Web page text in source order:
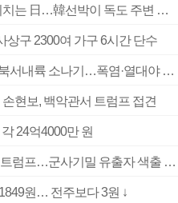
[속보] 여전히 ‘독도는 우리땅’ 외치는 日…韓선박이 독도 주변 해양조사 활동하자 반발
상구 2300여 가구 6시간 단수
부산 울산 경남 구름 많고 경남 북서내륙 소나기…폭염·열대야 계속
손현보, 백악관서 트럼프 접견
24억4000만 원
‘탄약 부족 사태’ 보도에 격노한 트럼프…군사기밀 유출자 색출 지시
원… 전주보다 3원 ↓